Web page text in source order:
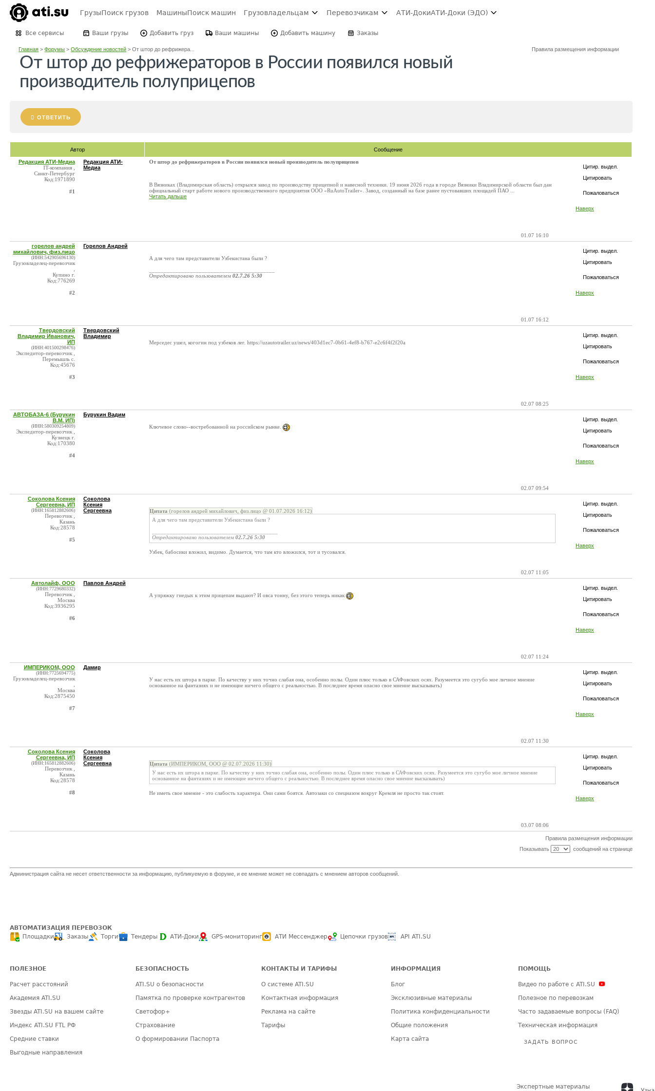
ГрузыПоиск грузов МашиныПоиск машин Грузовладельцам Перевозчикам АТИ-ДокиАТИ-Доки (ЭДО)
Все сервисы Ваши грузы Добавить груз Ваши машины Добавить машину Заказы
Главная >Форумы >Обсуждение новостей >От штор до рефрижера... Правила размещения информации
От штор до рефрижераторов в России появился новый
производитель полуприцепов
ОТВЕТИТЬ
Автор Сообщение
Цитир. выдел.
Цитировать
Пожаловаться
Наверх
Редакция АТИ-Медиа
IT-компания ,
Санкт-Петербург
Код:1971890
#1
Редакция АТИ-
Медиа
От штор до рефрижераторов в России появился новый производитель полуприцепов
В Вязниках (Владимирская область) открылся завод по производству прицепной и навесной техники. 19 июня 2026 года в городе Вязники Владимирской области был дан
официальный старт работе нового производственного предприятия ООО «RuAutoTrailer». Завод, созданный на базе ранее пустовавших площадей ПАО ...
Читать дальше
01.07 16:10
Цитир. выдел.
Цитировать
Пожаловаться
Наверх
горелов андрей
михайлович, физ.лицо
(ИНН:542905696130)
Грузовладелец-перевозчик
Купино г.
Код:776269
#2
Горелов Андрей
А для чего там представители Узбекистана были ?
Отредактировано пользователем 02.7.26 5:30
01.07 16:12
Цитир. выдел.
Цитировать
Пожаловаться
Наверх
Твердовский
Владимир Иванович,
ИП
(ИНН:401500298476)
Экспедитор-перевозчик ,
Перемышль с.
Код:45676
#3
Твердовский
Владимир
Мерседес ушел, когогин под узбеков лег. https://uzautotrailer.uz/news/403d1ec7-0b61-4ef8-b767-e2c6f4f2f20a
02.07 08:25
Цитир. выдел.
Цитировать
Пожаловаться
Наверх
АВТОБАЗА-6 (Бурукин
В.М. ИП)
(ИНН:580309254809)
Экспедитор-перевозчик ,
Кузнецк г.
Код:170380
#4
Бурукин Вадим
Ключевое слово--востребованной на российском рынке.
02.07 09:54
Цитир. выдел.
Цитировать
Пожаловаться
Наверх
Соколова Ксения
Сергеевна, ИП
(ИНН:165812882606)
Перевозчик ,
Казань
Код:28578
#5
Соколова
Ксения
Сергеевна
Цитата (горелов андрей михайлович, физ.лицо @ 01.07.2026 16:12)
А для чего там представители Узбекистана были ?
Отредактировано пользователем 02.7.26 5:30
Узбек, бабосики вложил, видимо. Думается, что там кто вложился, тот и тусовался.
02.07 11:05
Цитир. выдел.
Цитировать
Пожаловаться
Наверх
Автолайф, ООО
(ИНН:7729680332)
Перевозчик ,
Москва
Код:3936295
#6
Павлов Андрей
А упряжку гнедых к этим прицепам выдают? И овса тонну, без этого теперь никак
02.07 11:24
Цитир. выдел.
Цитировать
Пожаловаться
Наверх
ИМПЕРИКОМ, ООО
(ИНН:7725694775)
Грузовладелец-перевозчик
Москва
Код:2875450
#7
Дамир
У нас есть их штора в парке. По качеству у них точно слабая она, особенно полы. Один плюс только в САФовских осях. Разумеется это сугубо мое личное мнение
основанное на фантазиях и не имеющие ничего общего с реальностью. В последнее время опасно свое мнение высказывать)
02.07 11:30
Цитир. выдел.
Цитировать
Пожаловаться
Наверх
Соколова Ксения
Сергеевна, ИП
(ИНН:165812882606)
Перевозчик ,
Казань
Код:28578
#8
Соколова
Ксения
Сергеевна
Цитата (ИМПЕРИКОМ, ООО @ 02.07.2026 11:30)
У нас есть их штора в парке. По качеству у них точно слабая она, особенно полы. Один плюс только в САФовских осях. Разумеется это сугубо мое личное мнение
основанное на фантазиях и не имеющие ничего общего с реальностью. В последнее время опасно свое мнение высказывать)
Не иметь свое мнение - это слабость характера. Они сами боятся. Автозаки со спецназом вокруг Кремля не просто так стоят.
03.07 08:06
Правила размещения информации
Показывать
сообщений на странице
Администрация сайта не несет ответственности за информацию, публикуемую в форуме, и ее мнение может не совпадать с мнением авторов сообщений.
АВТОМАТИЗАЦИЯ ПЕРЕВОЗОК
Площадки
Заказы Торги Тендеры АТИ-Доки GPS-мониторинг АТИ Мессенджер Цепочки грузов API ATI.SU
ПОЛЕЗНОЕ
Расчет расстояний
Академия ATI.SU
Звезды ATI.SU на вашем сайте
Индекс ATI.SU FTL РФ
Средние ставки
Выгодные направления
БЕЗОПАСНОСТЬ
ATI.SU о безопасности
Памятка по проверке контрагентов
Светофор+
Страхование
О формировании Паспорта
КОНТАКТЫ И ТАРИФЫ
О системе ATI.SU
Контактная информация
Реклама на сайте
Тарифы
ИНФОРМАЦИЯ
Блог
Эксклюзивные материалы
Политика конфиденциальности
Общие положения
Карта сайта
ПОМОЩЬ
Видео по работе с ATI.SU
Полезное по перевозкам
Часто задаваемые вопросы (FAQ)
Техническая информация
ЗАДАТЬ ВОПРОС
Экспертные материалы